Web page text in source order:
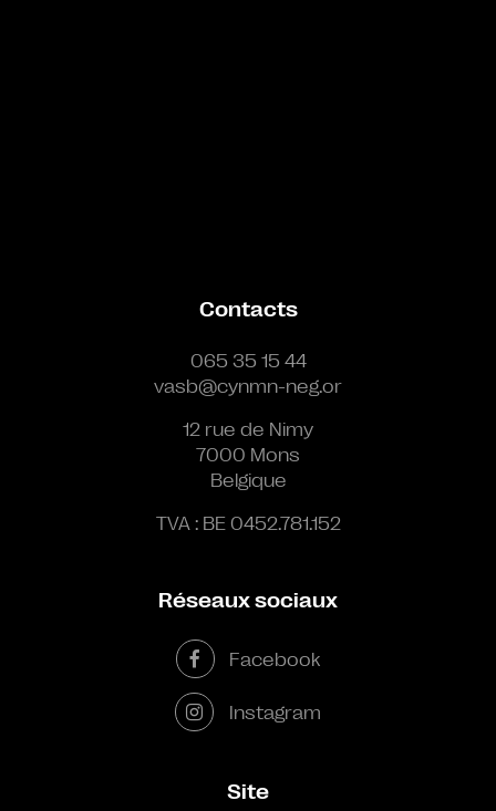
Contacts
065 35 15 44
vasb@cynmn-neg.or
12 rue de Nimy
7000 Mons
Belgique
TVA : BE 0452.781.152
Réseaux sociaux
Facebook
Instagram
Site